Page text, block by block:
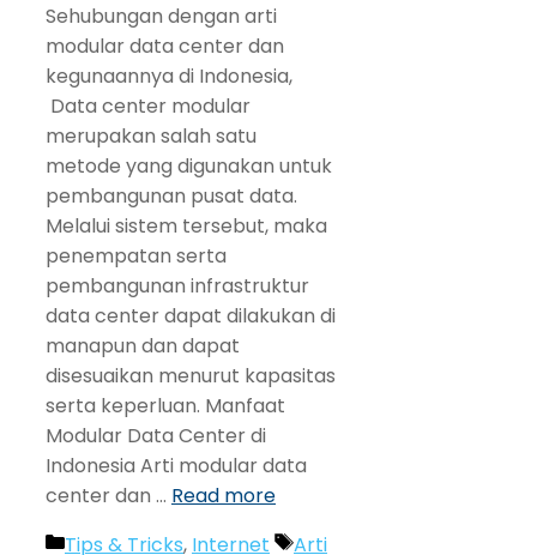
Sehubungan dengan arti
modular data center dan
kegunaannya di Indonesia,
Data center modular
merupakan salah satu
metode yang digunakan untuk
pembangunan pusat data.
Melalui sistem tersebut, maka
penempatan serta
pembangunan infrastruktur
data center dapat dilakukan di
manapun dan dapat
disesuaikan menurut kapasitas
serta keperluan. Manfaat
Modular Data Center di
Indonesia Arti modular data
center dan … Read more
Categories
Tips & Tricks, Internet Tags
Arti